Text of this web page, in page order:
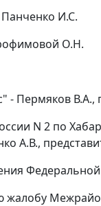
И.С.
О.Н.
- Пермяков В.А.,
N 2 по
А.В.,
жалобу